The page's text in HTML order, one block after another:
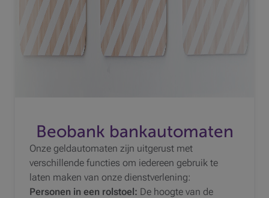
Beobank bankautomaten
Onze geldautomaten zijn uitgerust met
verschillende functies om iedereen gebruik te
laten maken van onze dienstverlening:
Personen in een rolstoel: De hoogte van de